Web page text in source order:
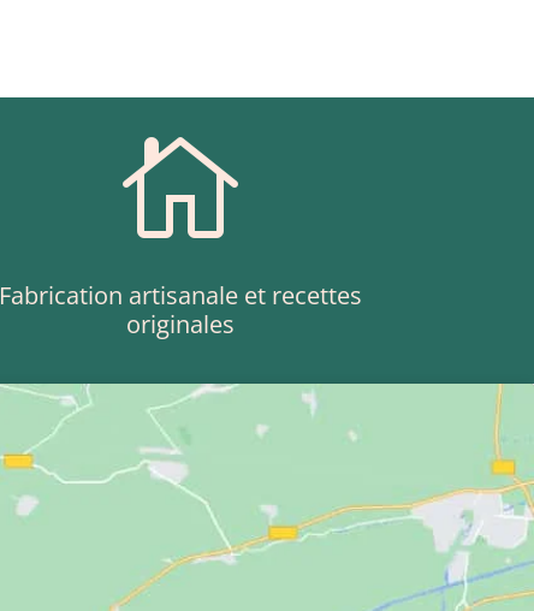

Fabrication artisanale et recettes
originales